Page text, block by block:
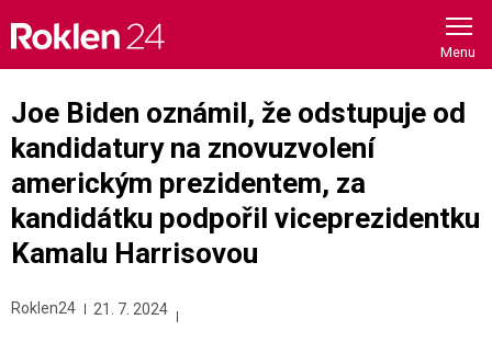
content
Joe Biden oznámil, že odstupuje od
kandidatury na znovuzvolení
americkým prezidentem, za
kandidátku podpořil viceprezidentku
Kamalu Harrisovou
Roklen24 21. 7. 2024